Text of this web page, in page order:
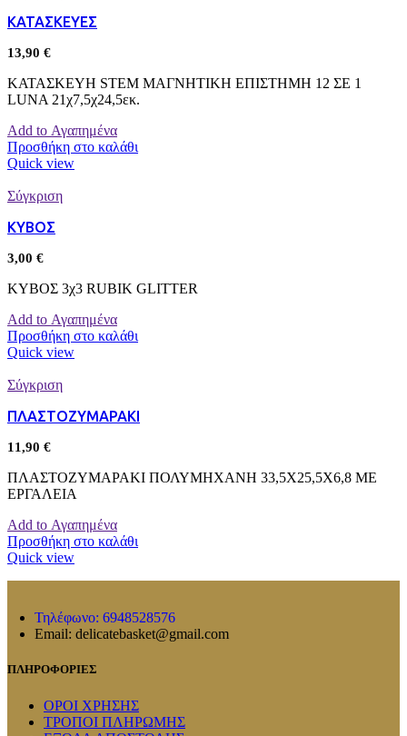
ΚΑΤΑΣΚΕΥΕΣ
13,90 €
ΚΑΤΑΣΚΕΥΗ STEM ΜΑΓΝΗΤΙΚΗ ΕΠΙΣΤΗΜΗ 12 ΣΕ 1
LUNA 21χ7,5χ24,5εκ.
Add to Αγαπημένα
Προσθήκη στο καλάθι
Quick view
Σύγκριση
ΚΥΒΟΣ
3,00 €
ΚΥΒΟΣ 3χ3 RUBIK GLITTER
Add to Αγαπημένα
Προσθήκη στο καλάθι
Quick view
Σύγκριση
ΠΛΑΣΤΟΖΥΜΑΡΑΚΙ
11,90 €
ΠΛΑΣΤΟΖΥΜΑΡΑΚΙ ΠΟΛΥΜΗΧΑΝΗ 33,5Χ25,5Χ6,8 ΜΕ
ΕΡΓΑΛΕΙΑ
Add to Αγαπημένα
Προσθήκη στο καλάθι
Quick view
Τηλέφωνο: 6948528576
Email: delicatebasket@gmail.com
ΠΛΗΡΟΦΟΡΙΕΣ
ΟΡΟΙ ΧΡΗΣΗΣ
ΤΡΟΠΟΙ ΠΛΗΡΩΜΗΣ